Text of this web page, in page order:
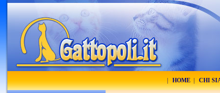
HOME CHI